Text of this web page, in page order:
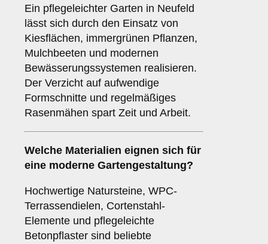
Ein pflegeleichter Garten in Neufeld
lässt sich durch den Einsatz von
Kiesflächen, immergrünen Pflanzen,
Mulchbeeten und modernen
Bewässerungssystemen realisieren.
Der Verzicht auf aufwendige
Formschnitte und regelmäßiges
Rasenmähen spart Zeit und Arbeit.
Welche Materialien eignen sich für
eine moderne Gartengestaltung?
Hochwertige Natursteine, WPC-
Terrassendielen, Cortenstahl-
Elemente und pflegeleichte
Betonpflaster sind beliebte